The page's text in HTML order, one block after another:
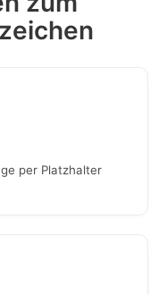
per Platzhalter